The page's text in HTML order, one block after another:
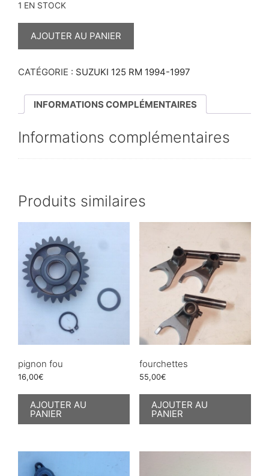
1 EN STOCK
QUANTITÉ
AJOUTER AU PANIER
CATÉGORIE : SUZUKI 125 RM 1994-1997
INFORMATIONS COMPLÉMENTAIRES
Informations complémentaires
Produits similaires
pignon fou
16,00€
AJOUTER AU
PANIER
fourchettes
55,00€
AJOUTER AU
PANIER